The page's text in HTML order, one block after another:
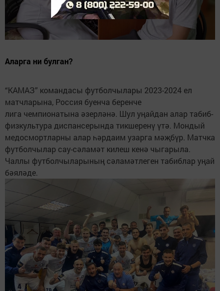
Аларга ни булган?
“КАМАЗ” командасы футболчылары 2023-2024 ел
матчларына, Россия буенча беренче
лига чемпионатына әзерләнә. Шул уңайдан алар табиб-
физкультура диспансерында тикшеренү үтә. Мондый
медосмортларны алар һәрдаим узарга мәҗбүр. Матчка
футболчылар сау-сәламәт килеш кенә чыгарыла.
Чаллы футболчыларының сәламәтлеген табиблар уңай
бәяләде.